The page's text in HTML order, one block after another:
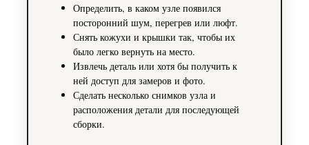
Определить, в каком узле появился
посторонний шум, перегрев или люфт.
Снять кожухи и крышки так, чтобы их
было легко вернуть на место.
Извлечь деталь или хотя бы получить к
ней доступ для замеров и фото.
Сделать несколько снимков узла и
расположения детали для последующей
сборки.